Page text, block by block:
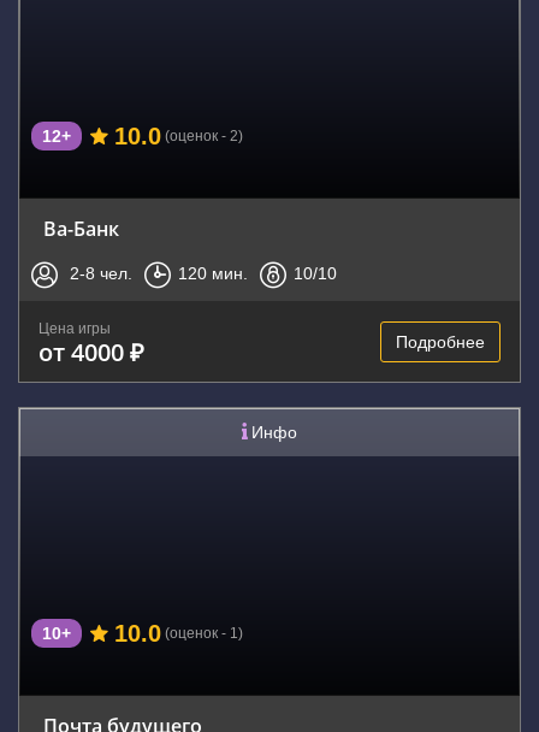
12+ 10.0 (оценок - 2)
Ва-Банк
2-8 чел. 120 мин. 10/10
Цена игры
от 4000 ₽ Подробнее
Инфо
10+ 10.0 (оценок - 1)
Почта будущего